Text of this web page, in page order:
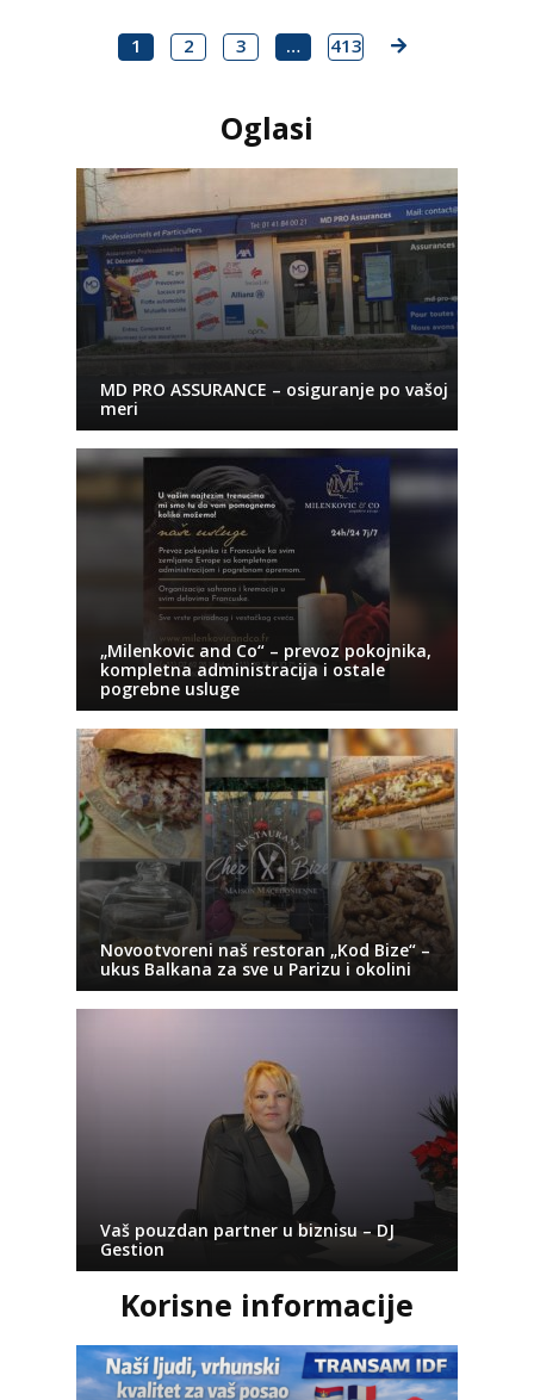
1 2 3 … 413
Oglasi
MD PRO ASSURANCE – osiguranje po vašoj
meri
„Milenkovic and Co“ – prevoz pokojnika,
kompletna administracija i ostale
pogrebne usluge
Novootvoreni naš restoran „Kod Bize“ –
ukus Balkana za sve u Parizu i okolini
Vaš pouzdan partner u biznisu – DJ
Gestion
Korisne informacije